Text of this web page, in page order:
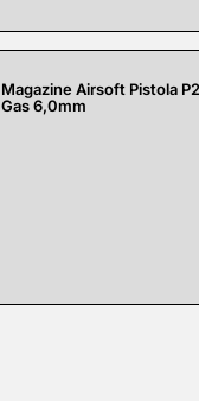
Magazine Airsoft Pistola
Gas 6,0mm